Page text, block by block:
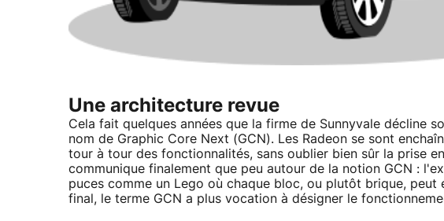
Une architecture revue
Cela fait quelques années que la firme de Sunnyvale décline
nom de Graphic Core Next (GCN). Les Radeon se sont
tour à tour des fonctionnalités, sans oublier bien sûr la prise
communique finalement que peu autour de la notion GCN :
puces comme un Lego où chaque bloc, ou plutôt brique, peut
final, le terme GCN a plus vocation à désigner le